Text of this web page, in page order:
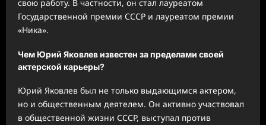
свою работу. В частности, он стал лауреатом
Государственной премии СССР и лауреатом премии
«Ника».
Чем Юрий Яковлев известен за пределами своей
актерской карьеры?
Юрий Яковлев был не только выдающимся актером,
но и общественным деятелем. Он активно участвовал
в общественной жизни СССР, выступал против